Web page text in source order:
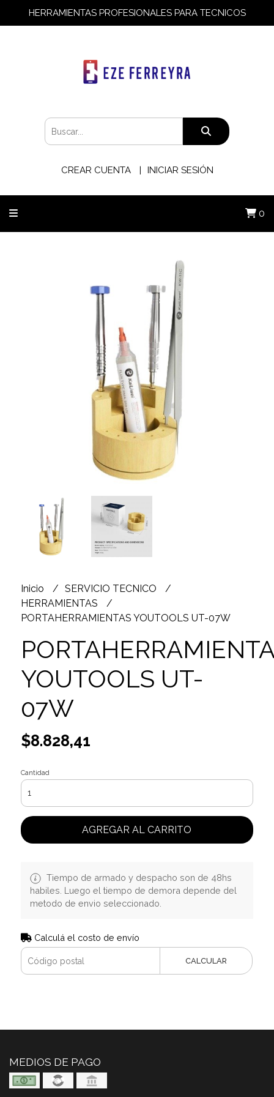
HERRAMIENTAS PROFESIONALES PARA TECNICOS
CREAR CUENTA INICIAR SESIÓN
0
Inicio
SERVICIO TECNICO
HERRAMIENTAS
PORTAHERRAMIENTAS YOUTOOLS UT-07W
YOUTOOLS UT-
07W
$8.828,41
Cantidad
AGREGAR AL CARRITO
Tiempo de armado y despacho son de 48hs
habiles. Luego el tiempo de demora depende del
metodo de envio seleccionado.
Calculá el costo de envío
CALCULAR
MEDIOS DE PAGO